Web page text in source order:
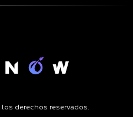
los derechos reservados.